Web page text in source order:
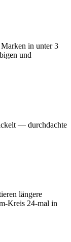
in unter 3
und
— durchdachte
längere
Kreis 24-mal in